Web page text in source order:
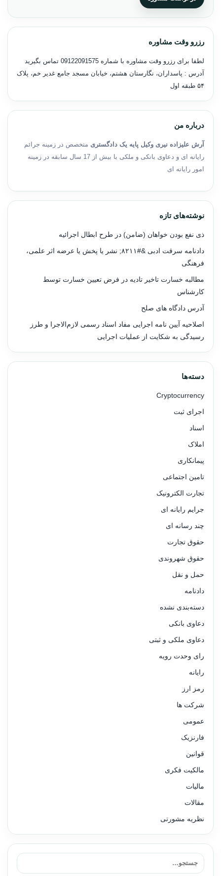
رزرو وقت مشاوره
لطفا برای رزرو وقت مشاوره با شماره 09122091575 تماس بگیرید
آدرس : پاسداران، نگارستان هشتم، خیابان مسجد جامع غدیر خم، پلاک
۵۴ طبقه اول
درباره من
آرش علیزاده نیری وکیل پایه یک دادگستری متخصص در زمینه جرائم
رایانه ای و دعاوی بانکی و ملکی با بیش از 17 سال سابقه در زمینه
امور رایانه ای
نوشته‌های تازه
ذی نفع بودن خواهان (ضامن) در طرح ابطال اجرائیه
دادنامه سرقت ادبی &#۸۲۱۱; نشر یا پخش یا عرضه اثر علمی،
فرهنگی
مطالبه خسارت تاخیر تادیه در فرض تعیین خسارت توسط
کارشناس
آدرس دادگاه های صلح
اصلاحیه آیین نامه اجرایی مفاد اسناد رسمی لازم‌الاجرا و طرز
رسیدگی به شکایت از عملیات اجرایی
دسته‌ها
Cryptocurrency
اجرای ثبت
اسناد
املاک
پیمانکاری
تامین اجتماعی
تجارت الکترونیک
جرایم رایانه ای
چند رسانه ای
حقوق تجارت
حقوق شهروندی
حمل و نقل
دادنامه
دسته‌بندی نشده
دعاوی بانکی
دعاوی ملکی و ثبتی
رای وحدت رویه
رایانه
رمز ارز
شرکت ها
عمومی
فارنزیک
قوانین
مالکیت فکری
مالیات
مقالات
نظریه مشورتی
جستجو برای: